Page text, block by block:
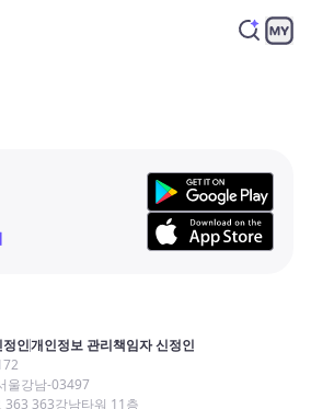
인개인정보 관리책임자 신정인
울강남-03497
363 363강남타워 11층